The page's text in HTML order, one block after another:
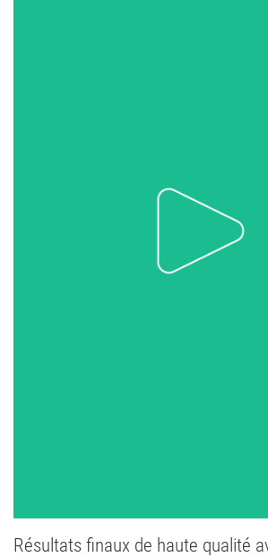
Résultats finaux de haute qualité